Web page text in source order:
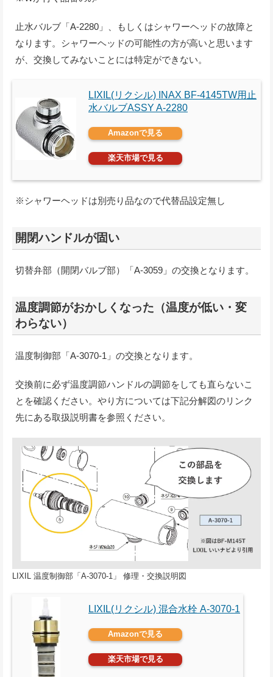
止水バルブ「A-2280」、もしくはシャワーヘッドの故障と
なります。シャワーヘッドの可能性の方が高いと思います
が、交換してみないことには特定ができない。
LIXIL(リクシル) INAX BF-4145TW用止
水バルブASSY A-2280
Amazonで見る
楽天市場で見る
※シャワーヘッドは別売り品なので代替品設定無し
開閉ハンドルが固い
切替弁部（開閉バルブ部）「A-3059」の交換となります。
温度調節がおかしくなった（温度が低い・変
わらない）
温度制御部「A-3070-1」の交換となります。
交換前に必ず温度調節ハンドルの調節をしても直らないこ
とを確認ください。やり方については下記分解図のリンク
先にある取扱説明書を参照ください。
LIXIL 温度制御部「A-3070-1」 修理・交換説明図
LIXIL(リクシル) 混合水栓 A-3070-1
Amazonで見る
楽天市場で見る